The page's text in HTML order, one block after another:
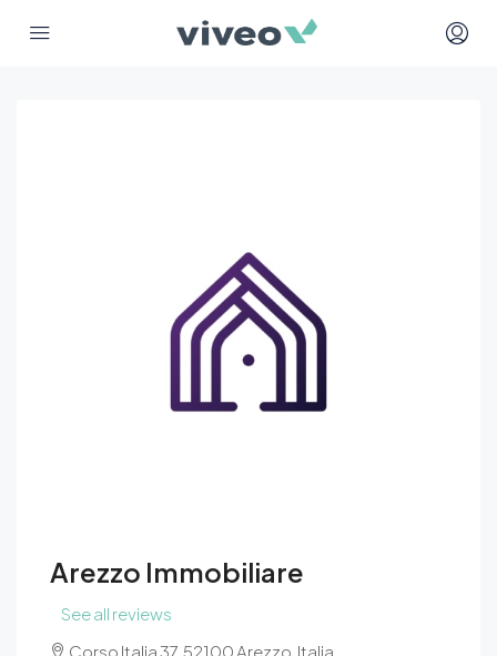
Arezzo Immobiliare
See all reviews
Corso Italia 37, 52100 Arezzo, Italia